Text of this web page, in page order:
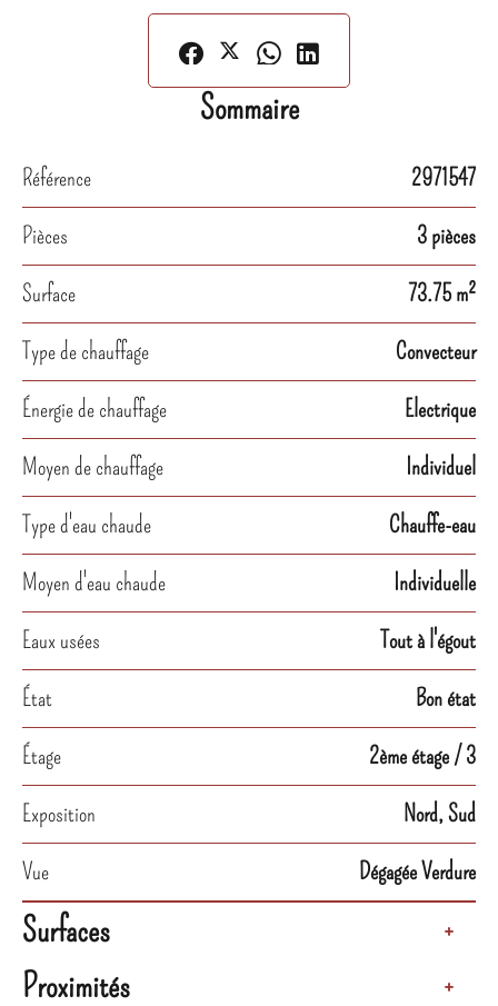
Sommaire
Référence
2971547
Pièces
3 pièces
Surface
73.75 m²
Type de chauffage
Convecteur
Énergie de chauffage
Electrique
Moyen de chauffage
Individuel
Type d'eau chaude
Chauffe-eau
Moyen d'eau chaude
Individuelle
Eaux usées
Tout à l'égout
État
Bon état
Étage
2ème étage / 3
Exposition
Nord, Sud
Vue
Dégagée Verdure
Surfaces +
Proximités +